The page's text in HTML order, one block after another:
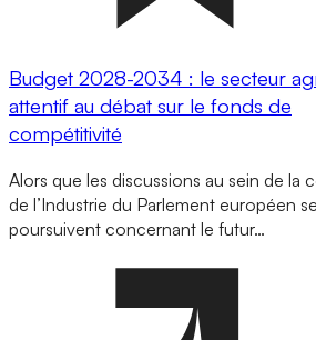
Budget 2028-2034 : le secteur
attentif au débat sur le fonds de
compétitivité
Alors que les discussions au sein de la
de l’Industrie du Parlement européen se
poursuivent concernant le futur…